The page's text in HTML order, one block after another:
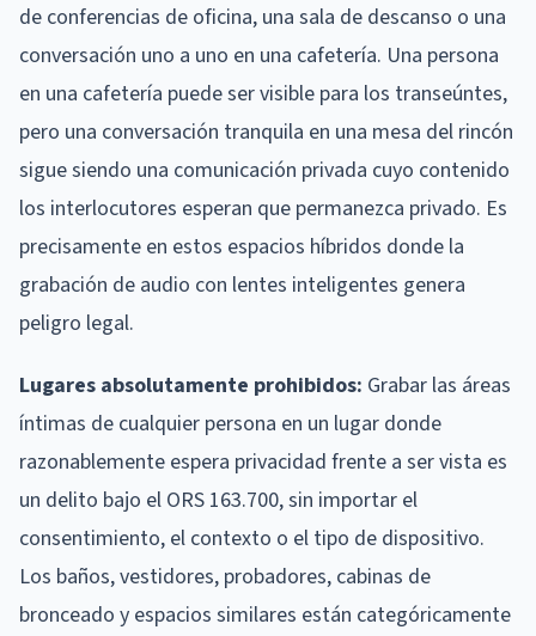
de conferencias de oficina, una sala de descanso o una
conversación uno a uno en una cafetería. Una persona
en una cafetería puede ser visible para los transeúntes,
pero una conversación tranquila en una mesa del rincón
sigue siendo una comunicación privada cuyo contenido
los interlocutores esperan que permanezca privado. Es
precisamente en estos espacios híbridos donde la
grabación de audio con lentes inteligentes genera
peligro legal.
Lugares absolutamente prohibidos: Grabar las áreas
íntimas de cualquier persona en un lugar donde
razonablemente espera privacidad frente a ser vista es
un delito bajo el ORS 163.700, sin importar el
consentimiento, el contexto o el tipo de dispositivo.
Los baños, vestidores, probadores, cabinas de
bronceado y espacios similares están categóricamente